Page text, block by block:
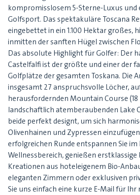
kompromisslosem 5-Sterne-Luxus und
Golfsport. Das spektakuläre Toscana
eingebettet in ein 1.100 Hektar großes,
inmitten der sanften Hügel zwischen
Das absolute Highlight für Golfer: Der
Castelfalfi ist der größte und einer der
Golfplätze der gesamten Toskana. Die
insgesamt 27 anspruchsvolle Löcher,
herausfordernden Mountain Course (18
landschaftlich atemberaubenden Lake
beide perfekt designt, um sich
Olivenhainen und Zypressen
erfolgreichen Runde entspannen Sie
Wellnessbereich, genießen erstklassige
Kreationen aus hoteleigenem Bio-
eleganten Zimmern oder exklusiven
Sie uns einfach eine kurze E-Mail für